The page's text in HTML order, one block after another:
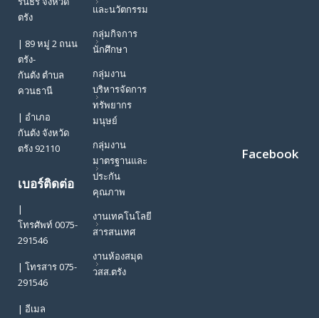
ตรัง
| 89 หมู่ 2 ถนน
ตรัง-
กันตัง ตำบล
ควนธานี
| อำเภอ
กันตัง จังหวัด
ตรัง 92110
เบอร์ติดต่อ
|
โทรศัพท์ 0075-
291546
| โทรสาร 075-
291546
| อีเมล
และนวัตกรรม
กลุ่มกิจการ
นักศึกษา
กลุ่มงาน
บริหารจัดการ
ทรัพยากร
มนุษย์
กลุ่มงาน
มาตรฐานและ
ประกัน
คุณภาพ
งานเทคโนโลยี
สารสนเทศ
งานห้องสมุด
วสส.ตรัง
Facebook